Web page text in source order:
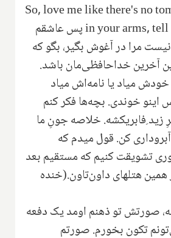
So, love me like there's no
in your arms,پس عاشقم
مرا در آغوش بگیر، بگو که
آخرین خداحافظی‌مان باشد.
میاد یا نامه‌اش میاد
اینو خوندی. بچه‌ها فکر کنم
زید ِفابریکشه. خلاصه جونِ ما
کن. قول میدم که
تشویقت کنیم که مستقیم بعد
همین هتلهای داون‌تاون.(خنده
صورتش تو ذهنم اومد یک دفعه
تکون بخورم. صورتم